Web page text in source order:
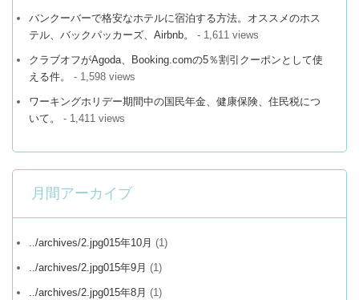
バンクーバーで格安なホテルに宿泊する方法。オススメのホス
テル、バックパッカーズ、Airbnb。
- 1,611 views
クラブオフがAgoda、Booking.comの5％割引クーポンとして使
える件。
- 1,598 views
ワーキングホリデー期間中の国民年金、健康保険、住民税につ
いて。
- 1,411 views
月間アーカイブ
../archives/2.jpg015年10月 (1)
../archives/2.jpg015年9月 (1)
../archives/2.jpg015年8月 (1)